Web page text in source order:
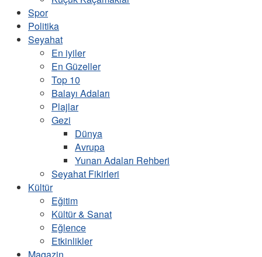
Spor
Politika
Seyahat
En iyiler
En Güzeller
Top 10
Balayı Adaları
Plajlar
Gezi
Dünya
Avrupa
Yunan Adaları Rehberi
Seyahat Fikirleri
Kültür
Eğitim
Kültür & Sanat
Eğlence
Etkinlikler